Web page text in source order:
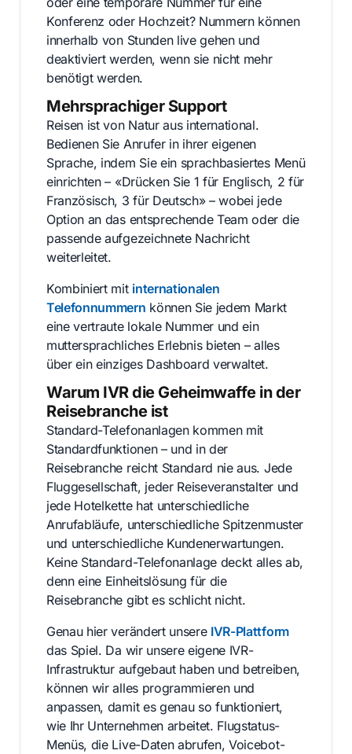
Konferenz oder Hochzeit? Nummern können
innerhalb von Stunden live gehen und
deaktiviert werden, wenn sie nicht mehr
benötigt werden.
Mehrsprachiger Support
Reisen ist von Natur aus international.
Bedienen Sie Anrufer in ihrer eigenen
Sprache, indem Sie ein sprachbasiertes Menü
einrichten – «Drücken Sie 1 für Englisch, 2 für
Französisch, 3 für Deutsch» – wobei jede
Option an das entsprechende Team oder die
passende aufgezeichnete Nachricht
weiterleitet.
Kombiniert mit internationalen
Telefonnummern können Sie jedem Markt
eine vertraute lokale Nummer und ein
muttersprachliches Erlebnis bieten – alles
über ein einziges Dashboard verwaltet.
Warum IVR die Geheimwaffe in der
Reisebranche ist
Standard-Telefonanlagen kommen mit
Standardfunktionen – und in der
Reisebranche reicht Standard nie aus. Jede
Fluggesellschaft, jeder Reiseveranstalter und
jede Hotelkette hat unterschiedliche
Anrufabläufe, unterschiedliche Spitzenmuster
und unterschiedliche Kundenerwartungen.
Keine Standard-Telefonanlage deckt alles ab,
denn eine Einheitslösung für die
Reisebranche gibt es schlicht nicht.
Genau hier verändert unsere IVR-Plattform
das Spiel. Da wir unsere eigene IVR-
Infrastruktur aufgebaut haben und betreiben,
können wir alles programmieren und
anpassen, damit es genau so funktioniert,
wie Ihr Unternehmen arbeitet. Flugstatus-
Menüs, die Live-Daten abrufen, Voicebot-